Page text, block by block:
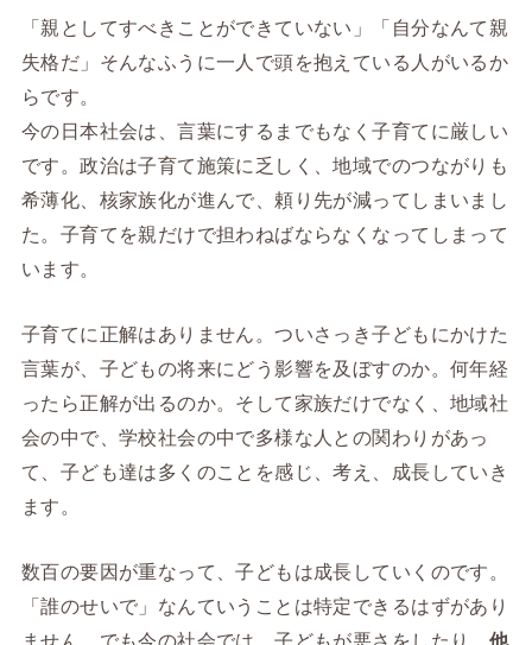
「親としてすべきことができていない」「自分なんて親
失格だ」そんなふうに一人で頭を抱えている人がいるか
らです。
今の日本社会は、言葉にするまでもなく子育てに厳しい
です。政治は子育て施策に乏しく、地域でのつながりも
希薄化、核家族化が進んで、頼り先が減ってしまいまし
た。子育てを親だけで担わねばならなくなってしまって
います。
子育てに正解はありません。ついさっき子どもにかけた
言葉が、子どもの将来にどう影響を及ぼすのか。何年経
ったら正解が出るのか。そして家族だけでなく、地域社
会の中で、学校社会の中で多様な人との関わりがあっ
て、子ども達は多くのことを感じ、考え、成長していき
ます。
数百の要因が重なって、子どもは成長していくのです。
「誰のせいで」なんていうことは特定できるはずがあり